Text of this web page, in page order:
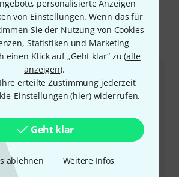
personalisierte Anzeigen
von Einstellungen. Wenn das für
Sie der Nutzung von Cookies
Statistiken und Marketing
einen Klick auf „Geht klar“ zu (alle
anzeigen).
erteilte Zustimmung jederzeit
Einstellungen (hier) widerrufen.
Geht klar
ablehnen Weitere Infos
Kontrol Standard. Dieser Technik-
Instruments wird von hunderten
und bietet Zugriff auf tausende
NKS wird sichergestellt, dass
optimal mit den physischen
werden können. So wird eine
vermieden, Zeit eingespart